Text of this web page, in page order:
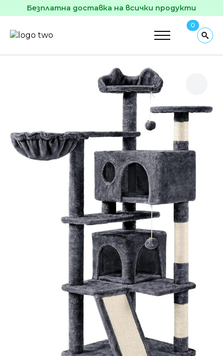
Безплатна доставка на всички продукти
0